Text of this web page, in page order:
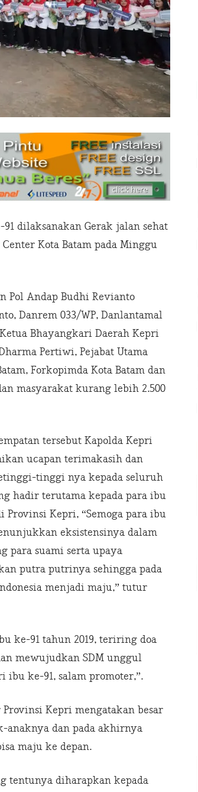
dilaksanakan Gerak jalan sehat
Kota Batam pada Minggu
Pol Andap Budhi Revianto
Danrem 033/WP, Danlantamal
Bhayangkari Daerah Kepri
Pertiwi, Pejabat Utama
Forkopimda Kota Batam dan
masyarakat kurang lebih 2.500
tersebut Kapolda Kepri
ucapan terimakasih dan
tinggi nya kepada seluruh
hadir terutama kepada para ibu
Provinsi Kepri, “Semoga para ibu
eksistensinya dalam
para suami serta upaya
putra putrinya sehingga pada
menjadi maju,” tutur
ke-91 tahun 2019, teriring doa
mewujudkan SDM unggul
ke-91, salam promoter,”.
Kepri mengatakan besar
anaknya dan pada akhirnya
maju ke depan.
tentunya diharapkan kepada